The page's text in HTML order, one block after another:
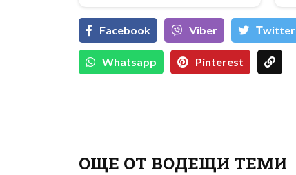
Facebook Viber Тwitter
Whatsapp Pinterest
ОЩЕ ОТ ВОДЕЩИ ТЕМИ